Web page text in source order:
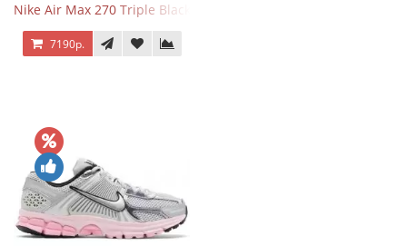
Nike Air Max 270 Triple Black
7190р.